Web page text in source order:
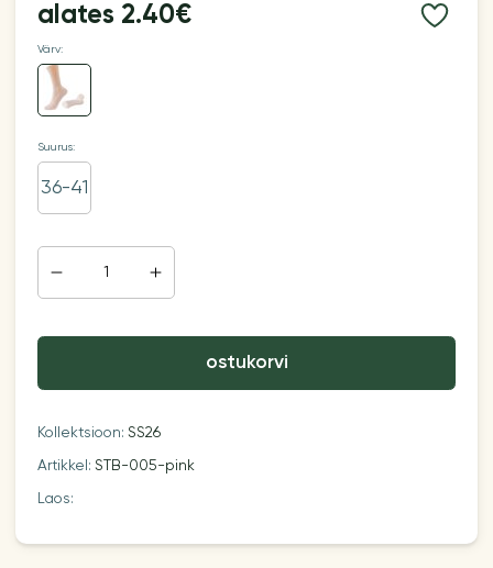
alates 2.40€
Värv:
Suurus:
36-41
ostukorvi
Kollektsioon:SS26
Artikkel:STB-005-pink
Laos: